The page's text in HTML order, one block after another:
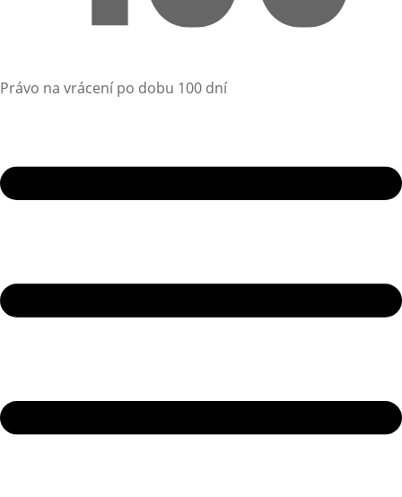
Právo na vrácení po dobu 100 dní